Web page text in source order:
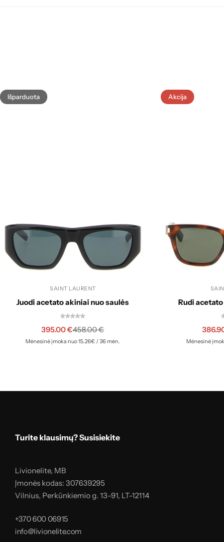
Išparduota
SAINT LAURENT
Juodi acetato akiniai nuo saulės
458.00€
395.00€
Mėnesinė įmoka nuo 15.26€ / 36 mėn.
Akcija
Rudi
Mėnesinė
Turite klausimų? Susisiekite
Livionelite, MB
Įmonės kodas: 307639295
Vilnius, Perkūnkiemio g. 13-91, LT-12114
+370 600 06915
info@livionelite.com